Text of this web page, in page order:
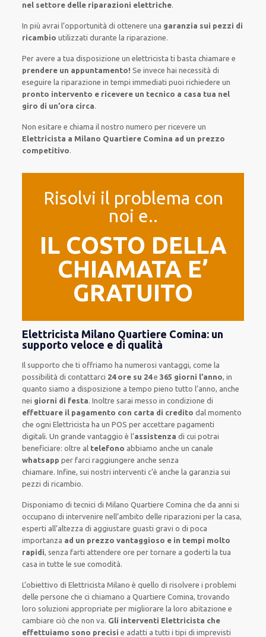
nel settore delle riparazioni elettriche.
In più avrai l’opportunità diottenere una garanzia sui pezzi di
ricambioutilizzati durante la riparazione.
Per avere a tua disposizione un elettricistati basta chiamare e
prendere un appuntamento! Se invece hainecessità di
eseguire la riparazione in tempiimmediati puoi richiedere un
pronto intervento e ricevere un tecnico a casa tua nel
giro di un’ora circa.
Non esitare e chiama il nostro numero per ricevere un
Elettricista a Milano Quartiere Comina ad un prezzo
competitivo.
Risolvi il problema con
noi e..
IL COSTO DELLA
CHIAMATA E’
GRATUITO
Elettricista Milano Quartiere Comina: un
supporto veloce e di qualità
Il supporto che tioffriamo ha numerosi vantaggi, come la
possibilità di contattarci 24 ore su 24e 365 giorni l’anno, in
quanto siamo a disposizione a tempo pieno tutto l’anno, anche
nei giorni di festa.Inoltre sarai messo in condizione di
effettuare il pagamento con carta di credito dal momento
che ogni Elettricista haun POSper accettare pagamenti
digitali.Un grande vantaggio è l’assistenza di cui potrai
beneficiare: oltre al telefono abbiamo anche uncanale
whatsappper farci raggiungere anche senza
chiamare.Infine, sui nostri interventi c’è anche lagaranzia sui
pezzi di ricambio.
Disponiamo ditecnici di Milano Quartiere Comina che da anni si
occupano di intervenirenell’ambito delle riparazioni per la casa,
esperti all’altezza di aggiustare guasti gravi o di poca
importanza ad un prezzo vantaggioso e in tempi molto
rapidi, senza farti attendere ore per tornare a goderti la tua
casa in tutte le sue comodità.
L’obiettivo di Elettricista Milano è quello di risolvere i problemi
delle persone checi chiamano a Quartiere Comina, trovando
loro soluzioni appropriate per migliorare la loro abitazione e
cambiare ciò che non va. Gli interventi Elettricista che
effettuiamo sono precisi e adatti a tutti i tipi di imprevisti